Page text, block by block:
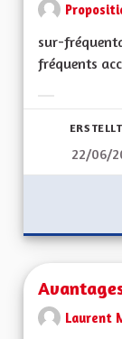
sur-
fréquents
22/06/
Laurent